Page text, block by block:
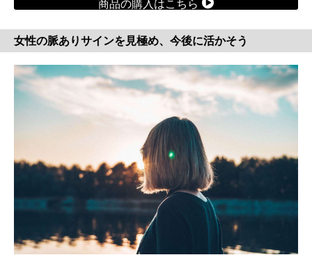
商品の購入はこちら
女性の脈ありサインを見極め、今後に活かそう